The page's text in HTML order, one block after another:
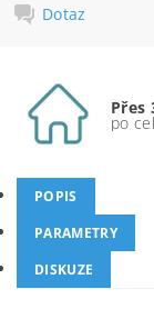
Dotaz
Přes
po
POPIS
PARAMETRY
DISKUZE